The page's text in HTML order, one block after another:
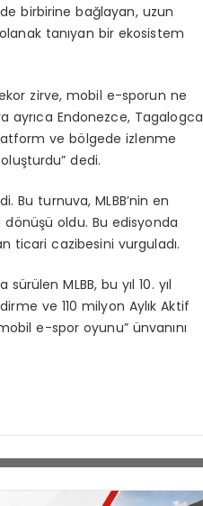
birbirine bağlayan, uzun
tanıyan bir ekosistem
zirve, mobil e-sporun ne
ayrıca Endonezce, Tagalogca
ve bölgede izlenme
dedi.
Bu turnuva, MLBB’nin en
oldu. Bu edisyonda
ticari cazibesini vurguladı.
MLBB, bu yıl 10. yıl
ve 110 milyon Aylık Aktif
e-spor oyunu” ünvanını